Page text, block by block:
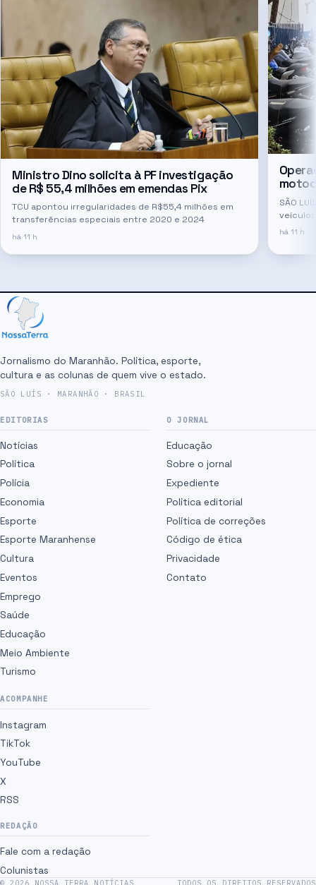
Ministro Dino solicita à PF investigação
de R$ 55,4 milhões em emendas Pix
TCU apontou irregularidades de R$55,4 milhões em
transferências especiais entre 2020 e 2024
há 11 h
SÃO
com
há 11 h
Jornalismo do Maranhão. Política, esporte,
cultura e as colunas de quem vive o estado.
SÃO LUÍS · MARANHÃO · BRASIL
EDITORIAS
Notícias
Política
Polícia
Economia
Esporte
Esporte Maranhense
Cultura
Eventos
Emprego
Saúde
Educação
Meio Ambiente
Turismo
O JORNAL
Educação
Sobre o jornal
Expediente
Política editorial
Política de correções
Código de ética
Privacidade
Contato
ACOMPANHE
Instagram
TikTok
YouTube
X
RSS
REDAÇÃO
Fale com a redação
Colunistas